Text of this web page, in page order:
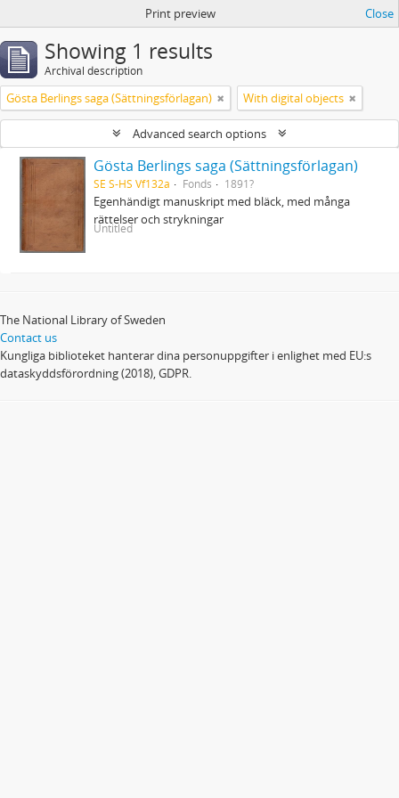
Print preview Close
Showing 1 results
Archival description
Gösta Berlings saga (Sättningsförlagan) With digital objects
Advanced search options
Gösta Berlings saga (Sättningsförlagan)
SE S-HS Vf132a Fonds 1891?
Egenhändigt manuskript med bläck, med många
rättelser och strykningar
Untitled
The National Library of Sweden
Contact us
Kungliga biblioteket hanterar dina personuppgifter i enlighet med EU:s
dataskyddsförordning (2018), GDPR.